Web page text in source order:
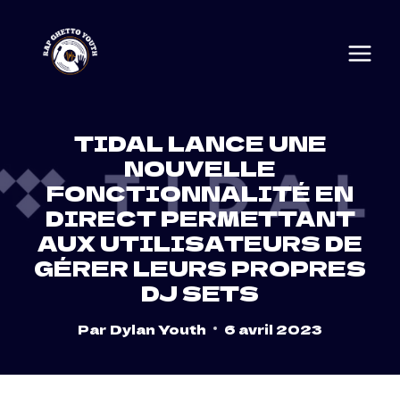
content
TIDAL LANCE UNE
NOUVELLE
FONCTIONNALITÉ EN
DIRECT PERMETTANT
AUX UTILISATEURS DE
GÉRER LEURS PROPRES
DJ SETS
Par Dylan Youth 6 avril 2023